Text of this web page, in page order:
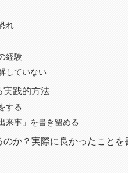
れ
経験
していない
実践的方法
する
来事」を書き留める
か？実際に良かったことを